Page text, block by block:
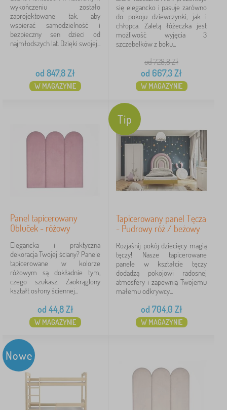
wykończeniu zostało
zaprojektowane tak, aby
wspierać samodzielność i
bezpieczny sen dzieci od
najmłodszych lat. Dzięki swojej...
od 847,8Zł
W MAGAZYNIE
się elegancko i pasuje zarówno
do pokoju dziewczynki, jak i
chłopca. Zaletą łóżeczka jest
możliwość wyjęcia 3
szczebelków z boku...
od 728,8Zł
od 667,3Zł
W MAGAZYNIE
Panel tapicerowany
Obluček - różowy
Elegancka i praktyczna
dekoracja Twojej ściany? Panele
tapicerowane w kolorze
różowym są dokładnie tym,
czego szukasz. Zaokrąglony
kształt osłony ściennej...
od 44,8Zł
W MAGAZYNIE
Tip
Tapicerowany panel Tęcza
- Pudrowy róż / beżowy
Rozjaśnij pokój dziecięcy magią
tęczy! Nasze tapicerowane
panele w kształcie tęczy
dodadzą pokojowi radosnej
atmosfery i zapewnią Twojemu
małemu odkrywcy...
od 704,0 Zł
W MAGAZYNIE
Nowe